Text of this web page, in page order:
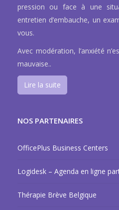
pression ou face à une
entretien d’embauche, un
vous.
Avec modération, l’anxiété
mauvaise..
Lire la suite
NOS PARTENAIRES
OfficePlus Business Centers
Logidesk – Agenda en ligne
Thérapie Brève Belgique